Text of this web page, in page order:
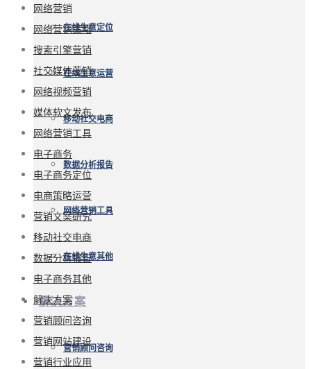
在线生意定位
在线生意运营
移动社交电商
数据分析报告
网络营销工具
在线生意其他
解决方案
营销顾问咨询
网络营销
网络营销策略
搜索引擎营销
社交媒体营销
网络视频营销
媒体软文发布
网络营销工具
电子商务
电子商务定位
电商策略运营
营销文案研究
移动社交电商
数据分析报告
电子商务其他
解决方案
营销顾问咨询
营销网站建设
营销行业应用